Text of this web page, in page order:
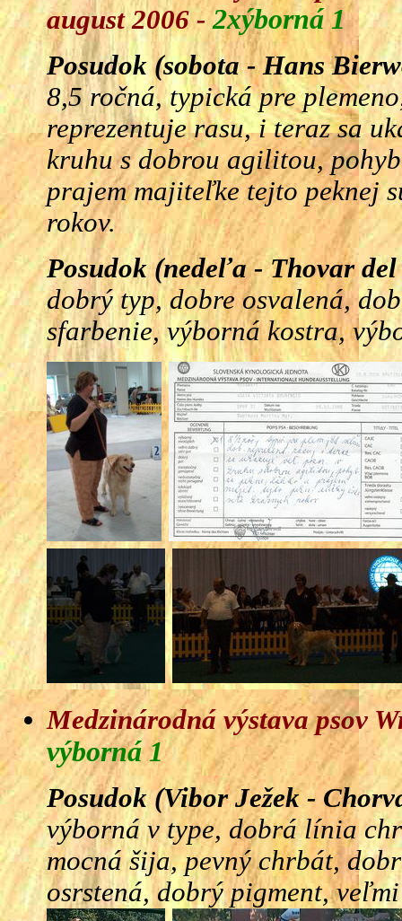
august 2006 -2xýborná 1
Posudok (sobota - Hans
8,5 ročná, typická pre
reprezentuje rasu, i teraz sa
kruhu s dobrou agilitou,
prajem majiteľke tejto peknej
rokov.
Posudok (nedeľa - Thovar
dobrý typ, dobre osvalená,
sfarbenie, výborná kostra,
Medzinárodná výstava psov
výborná 1
Posudok (Vibor Ježek -
výborná v type, dobrá línia
mocná šija, pevný chrbát,
osrstená, dobrý pigment,